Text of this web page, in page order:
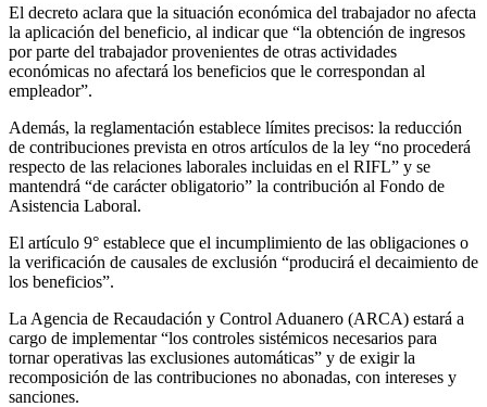
El decreto aclara que la situación económica del trabajador no afecta
la aplicación del beneficio, al indicar que “la obtención de ingresos
por parte del trabajador provenientes de otras actividades
económicas no afectará los beneficios que le correspondan al
empleador”.
Además, la reglamentación establece límites precisos: la reducción
de contribuciones prevista en otros artículos de la ley “no procederá
respecto de las relaciones laborales incluidas en el RIFL” y se
mantendrá “de carácter obligatorio” la contribución al Fondo de
Asistencia Laboral.
El artículo 9° establece que el incumplimiento de las obligaciones o
la verificación de causales de exclusión “producirá el decaimiento de
los beneficios”.
La Agencia de Recaudación y Control Aduanero (ARCA) estará a
cargo de implementar “los controles sistémicos necesarios para
tornar operativas las exclusiones automáticas” y de exigir la
recomposición de las contribuciones no abonadas, con intereses y
sanciones.